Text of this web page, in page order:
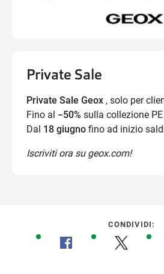
Private Sale
Private Sale Geox , solo per
Fino al −50% sulla collezione
Dal 18 giugno fino ad inizio
Iscriviti ora su geox.com!
CONDIVIDI: